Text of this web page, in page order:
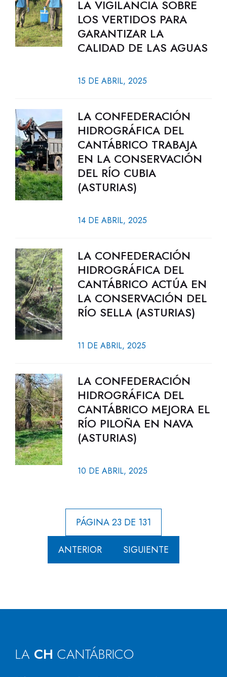
LA VIGILANCIA SOBRE
LOS VERTIDOS PARA
GARANTIZAR LA
CALIDAD DE LAS AGUAS
15 DE ABRIL, 2025
LA CONFEDERACIÓN
HIDROGRÁFICA DEL
CANTÁBRICO TRABAJA
EN LA CONSERVACIÓN
DEL RÍO CUBIA
(ASTURIAS)
14 DE ABRIL, 2025
LA CONFEDERACIÓN
HIDROGRÁFICA DEL
CANTÁBRICO ACTÚA EN
LA CONSERVACIÓN DEL
RÍO SELLA (ASTURIAS)
11 DE ABRIL, 2025
LA CONFEDERACIÓN
HIDROGRÁFICA DEL
CANTÁBRICO MEJORA EL
RÍO PILOÑA EN NAVA
(ASTURIAS)
10 DE ABRIL, 2025
PÁGINA 23 DE 131
ANTERIOR SIGUIENTE
LA CH CANTÁBRICO